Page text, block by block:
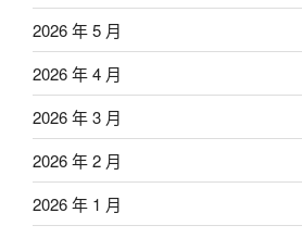
2026 年 5 月
2026 年 4 月
2026 年 3 月
2026 年 2 月
2026 年 1 月